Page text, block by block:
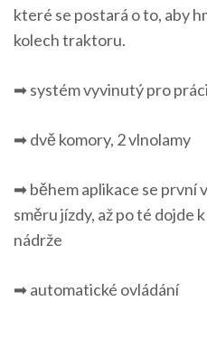
které se postará o to, aby
kolech traktoru.
➡ systém vyvinutý pro
➡ dvě komory, 2 vlnolamy
➡ během aplikace se první
směru jízdy, až po té dojde
nádrže
➡ automatické ovládání